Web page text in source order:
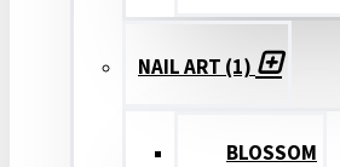
NAIL ART (1)
BLOSSOM